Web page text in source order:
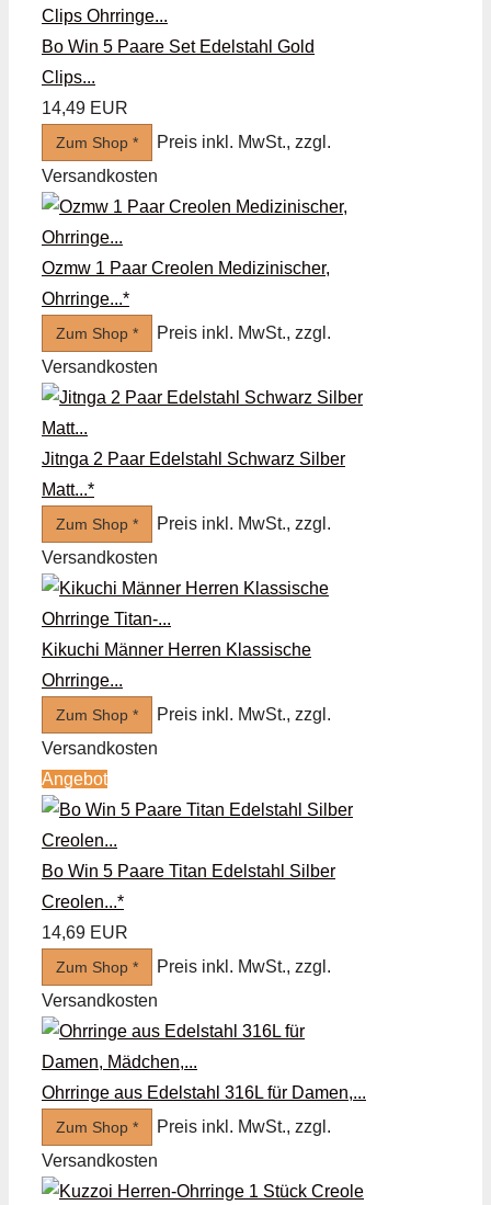
Bo Win 5 Paare Set Edelstahl Gold
Clips...
14,49 EUR
Zum Shop *
Preis inkl. MwSt., zzgl.
Versandkosten
Ozmw 1 Paar Creolen Medizinischer,
Ohrringe...*
Zum Shop *
Preis inkl. MwSt., zzgl.
Versandkosten
Jitnga 2 Paar Edelstahl Schwarz Silber
Matt...*
Zum Shop *
Preis inkl. MwSt., zzgl.
Versandkosten
Kikuchi Männer Herren Klassische
Ohrringe...
Zum Shop *
Preis inkl. MwSt., zzgl.
Versandkosten
Angebot
Bo Win 5 Paare Titan Edelstahl Silber
Creolen...*
14,69 EUR
Zum Shop *
Preis inkl. MwSt., zzgl.
Versandkosten
Ohrringe aus Edelstahl 316L für Damen,...
Zum Shop *
Preis inkl. MwSt., zzgl.
Versandkosten